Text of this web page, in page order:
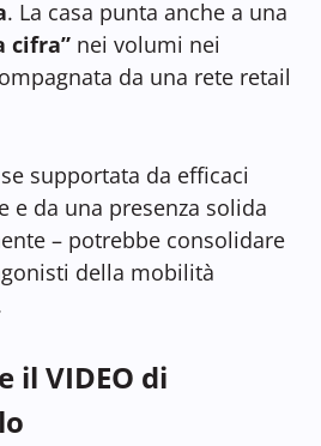
. La casa punta anche a una
cifra” nei volumi nei
da una rete retail
supportata da efficaci
e da una presenza solida
– potrebbe consolidare
della mobilità
il VIDEO di